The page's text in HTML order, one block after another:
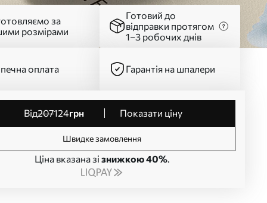
за
розмірами
Готовий до
відправки протягом
1–3 робочих днів
оплата Гарантія на шпалери
від207124грн Показати ціну
Швидке замовлення
Ціна вказана зі знижкою 40%.